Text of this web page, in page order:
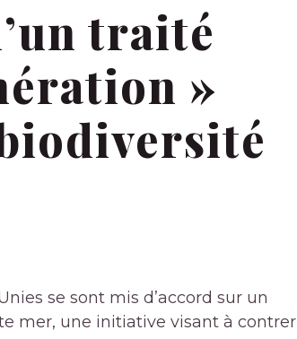
traité
»
se sont mis d’accord sur un
mer, une initiative visant à contrer